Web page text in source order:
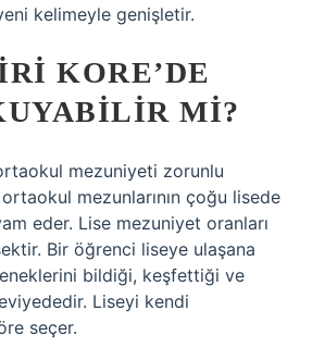
kelimeyle genişletir.
KORE’DE
MI?
mezuniyeti zorunlu
mezunlarının çoğu lisede
eder. Lise mezuniyet oranları
Bir öğrenci liseye ulaşana
bildiği, keşfettiği ve
Liseyi kendi
seçer.